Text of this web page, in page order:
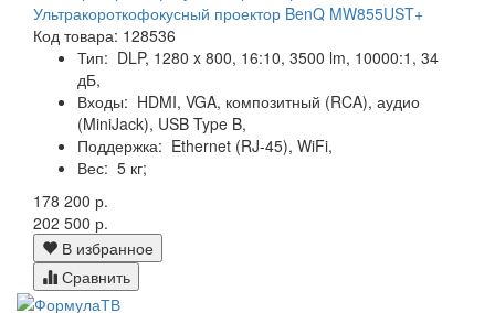
Ультракороткофокусный проектор BenQ MW855UST+
Код товара: 128536
Тип: DLP, 1280 x 800, 16:10, 3500 lm, 10000:1, 34
дБ,
Входы: HDMI, VGA, композитный (RCA), аудио
(MiniJack), USB Type B,
Поддержка: Ethernet (RJ-45), WiFi,
Вес: 5 кг;
178 200 р.
202 500 р.
В избранное
Сравнить